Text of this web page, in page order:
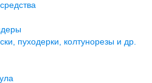
пуходерки, колтунорезы и др.